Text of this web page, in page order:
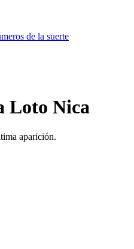
de la suerte
Loto Nica
aparición.